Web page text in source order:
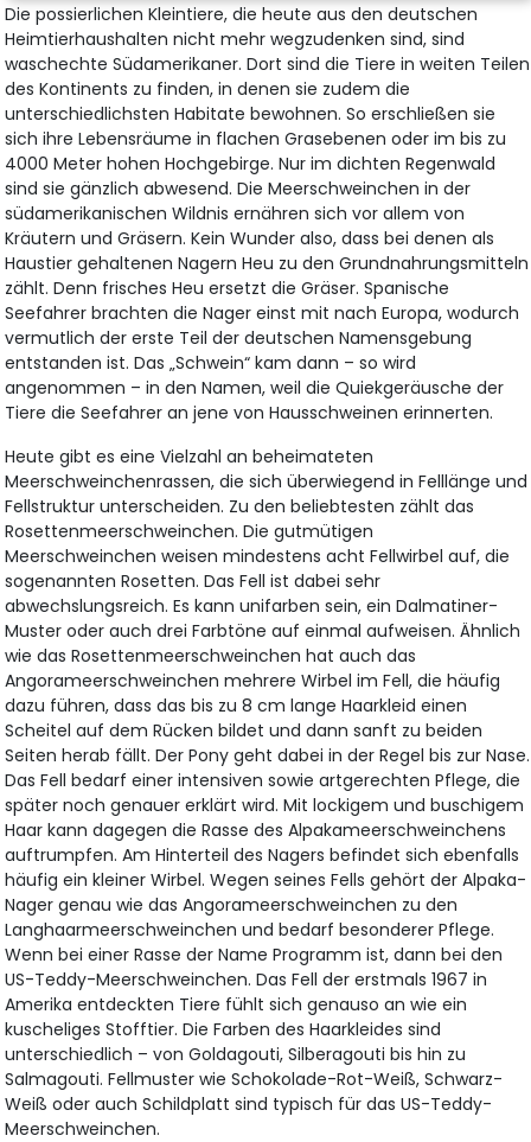
Die possierlichen Kleintiere, die heute aus den deutschen
Heimtierhaushalten nicht mehr wegzudenken sind, sind
waschechte Südamerikaner. Dort sind die Tiere in weiten Teilen
des Kontinents zu finden, in denen sie zudem die
unterschiedlichsten Habitate bewohnen. So erschließen sie
sich ihre Lebensräume in flachen Grasebenen oder im bis zu
4000 Meter hohen Hochgebirge. Nur im dichten Regenwald
sind sie gänzlich abwesend. Die Meerschweinchen in der
südamerikanischen Wildnis ernähren sich vor allem von
Kräutern und Gräsern. Kein Wunder also, dass bei denen als
Haustier gehaltenen Nagern Heu zu den Grundnahrungsmitteln
zählt. Denn frisches Heu ersetzt die Gräser. Spanische
Seefahrer brachten die Nager einst mit nach Europa, wodurch
vermutlich der erste Teil der deutschen Namensgebung
entstanden ist. Das „Schwein“ kam dann – so wird
angenommen – in den Namen, weil die Quiekgeräusche der
Tiere die Seefahrer an jene von Hausschweinen erinnerten.
Heute gibt es eine Vielzahl an beheimateten
Meerschweinchenrassen, die sich überwiegend in Felllänge und
Fellstruktur unterscheiden. Zu den beliebtesten zählt das
Rosettenmeerschweinchen. Die gutmütigen
Meerschweinchen weisen mindestens acht Fellwirbel auf, die
sogenannten Rosetten. Das Fell ist dabei sehr
abwechslungsreich. Es kann unifarben sein, ein Dalmatiner-
Muster oder auch drei Farbtöne auf einmal aufweisen. Ähnlich
wie das Rosettenmeerschweinchen hat auch das
Angorameerschweinchen mehrere Wirbel im Fell, die häufig
dazu führen, dass das bis zu 8 cm lange Haarkleid einen
Scheitel auf dem Rücken bildet und dann sanft zu beiden
Seiten herab fällt. Der Pony geht dabei in der Regel bis zur Nase.
Das Fell bedarf einer intensiven sowie artgerechten Pflege, die
später noch genauer erklärt wird. Mit lockigem und buschigem
Haar kann dagegen die Rasse des Alpakameerschweinchens
auftrumpfen. Am Hinterteil des Nagers befindet sich ebenfalls
häufig ein kleiner Wirbel. Wegen seines Fells gehört der Alpaka-
Nager genau wie das Angorameerschweinchen zu den
Langhaarmeerschweinchen und bedarf besonderer Pflege.
Wenn bei einer Rasse der Name Programm ist, dann bei den
US-Teddy-Meerschweinchen. Das Fell der erstmals 1967 in
Amerika entdeckten Tiere fühlt sich genauso an wie ein
kuscheliges Stofftier. Die Farben des Haarkleides sind
unterschiedlich – von Goldagouti, Silberagouti bis hin zu
Salmagouti. Fellmuster wie Schokolade-Rot-Weiß, Schwarz-
Weiß oder auch Schildplatt sind typisch für das US-Teddy-
Meerschweinchen.